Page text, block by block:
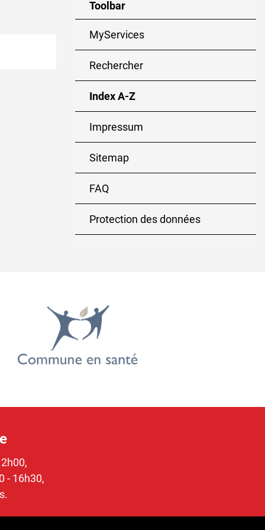
Toolbar
MyServices
Rechercher
Index A-Z
Impressum
Sitemap
FAQ
Protection des données
- 16h30,